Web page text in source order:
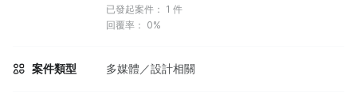
已發起案件： 1 件
回覆率： 0%
案件類型 多媒體／設計相關